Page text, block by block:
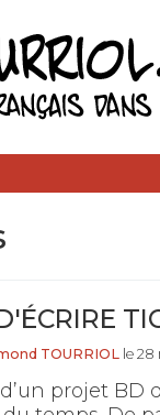
TOURRIOL le 28
projet BD